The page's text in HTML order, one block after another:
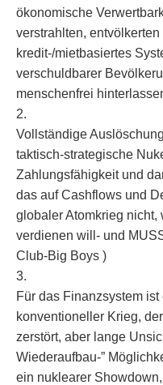
ökonomische
verstrahlten,
kredit‑/mietbasiertes
verschuldbarer
menschenfrei
2.
Vollständige
taktisch-strategische
Zahlungsfähigkeit und
das auf Cashflows und
globaler Atomkrieg nicht,
verdienen will- und
Club-Big Boys )
3.
Für das Finanzsystem
konventioneller Krieg,
zerstört, aber lange
Wiederaufbau-”
ein nuklearer Showdown,